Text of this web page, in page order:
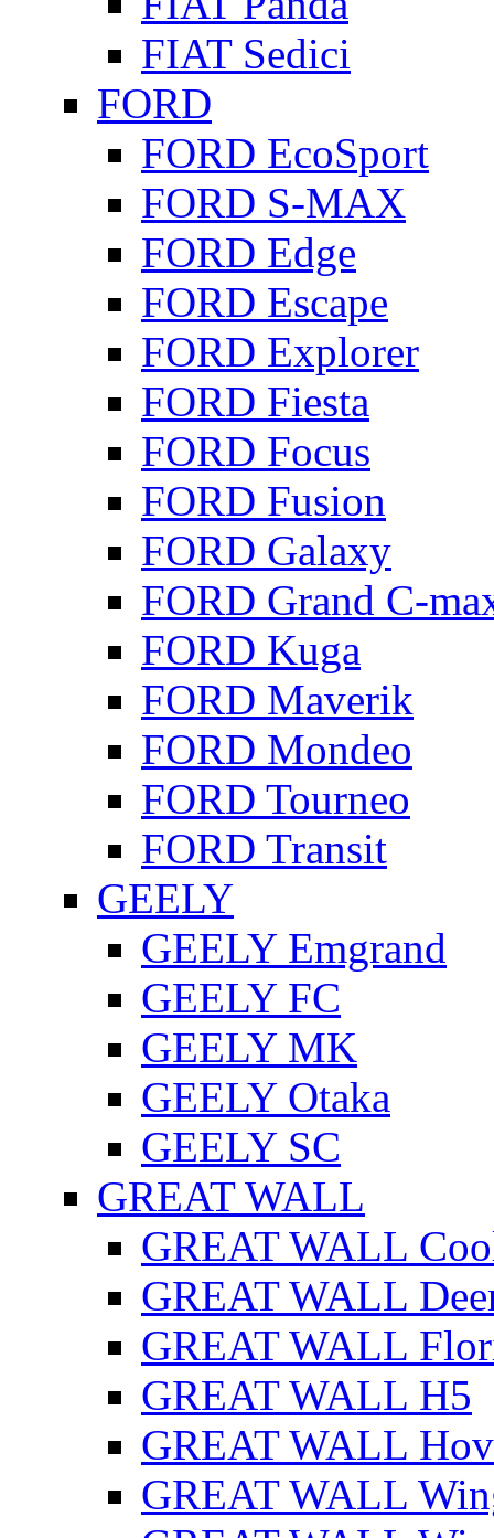
FIAT Sedici
FORD
FORD EcoSport
FORD S-MAX
FORD Edge
FORD Escape
FORD Explorer
FORD Fiesta
FORD Focus
FORD Fusion
FORD Galaxy
FORD Grand C-
FORD Kuga
FORD Maverik
FORD Mondeo
FORD Tourneo
FORD Transit
GEELY
GEELY Emgrand
GEELY FC
GEELY MK
GEELY Otaka
GEELY SC
GREAT WALL
GREAT WALL
GREAT WALL
GREAT WALL
GREAT WALL H5
GREAT WALL
GREAT WALL